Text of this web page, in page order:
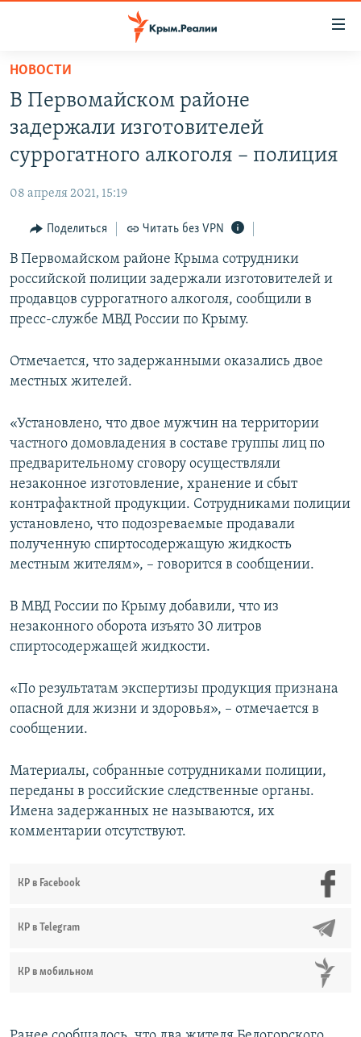
Вернуться
основному
содержанию
Вернутся
главной
навигации
Вернутся
поиску
СПЕЦПРОЕКТЫ
11 ЛЕТ ОККУПАЦИИ КРЫМА. 11 ИСТОРИЙ СОПРОТИВЛЕНИЯ
ЕЩЕ
ИНТЕРАКТИВ
ИНФОГРАФИКА
ТЕЛЕПРОЕКТ КРЫМ.РЕАЛИИ
СОВЕТЫ ПРАВОЗАЩИТНИКОВ
ПОБЕДИТЕЛЕЙ НЕ СУДЯТ?
УКРАИНСКАЯ ПРОБЛЕМА КРЫМА
РАДІО СВОБОДА
КАК ОБОЙТИ БЛОКИРОВКУ
Українською
Qırımtatar
Все сайты RFE/RL
НОВОСТИ
В Первомайском районе
задержали изготовителей
суррогатного алкоголя – полиция
08 апреля 2021, 15:19
Поделиться Читать без VPN
В Первомайском районе Крыма сотрудники
российской полиции задержали изготовителей и
продавцов суррогатного алкоголя, сообщили в
пресс-службе МВД России по Крыму.
Отмечается, что задержанными оказались двое
местных жителей.
«Установлено, что двое мужчин на территории
частного домовладения в составе группы лиц по
предварительному сговору осуществляли
незаконное изготовление, хранение и сбыт
контрафактной продукции. Сотрудниками полиции
установлено, что подозреваемые продавали
полученную спиртосодержащую жидкость
местным жителям», – говорится в сообщении.
В МВД России по Крыму добавили, что из
незаконного оборота изъято 30 литров
спиртосодержащей жидкости.
«По результатам экспертизы продукция признана
опасной для жизни и здоровья», – отмечается в
сообщении.
Материалы, собранные сотрудниками полиции,
переданы в российские следственные органы.
Имена задержанных не называются, их
комментарии отсутствуют.
КР в Facebook
КР в Telegram
КР в мобильном